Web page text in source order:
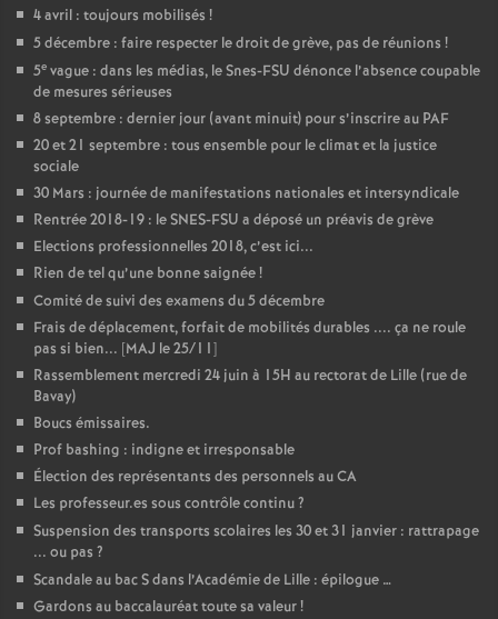
é
O
r
l
a
s
T
o
4 avril : toujours mobilisés !
5 décembre : faire respecter le droit de grève, pas de réunions !
5e vague : dans les médias, le Snes-FSU dénonce l’absence coupable
de mesures sérieuses
8 septembre : dernier jour (avant minuit) pour s’inscrire au PAF
20 et 21 septembre : tous ensemble pour le climat et la justice
sociale
30 Mars : journée de manifestations nationales et intersyndicale
Rentrée 2018-19 : le SNES-FSU a déposé un préavis de grève
Elections professionnelles 2018, c’est ici...
Rien de tel qu’une bonne saignée!
Comité de suivi des examens du 5 décembre
Frais de déplacement, forfait de mobilités durables .... ça ne roule
pas si bien... [MAJ le 25/11]
Rassemblement mercredi 24 juin à 15H au rectorat de Lille (rue de
Bavay)
Boucs émissaires.
Prof bashing : indigne et irresponsable
Élection des représentants des personnels au CA
Les professeur.es sous contrôle continu?
Suspension des transports scolaires les 30 et 31 janvier : rattrapage
... ou pas ?
Scandale au bac S dans l’Académie de Lille : épilogue …
Gardons au baccalauréat toute sa valeur!